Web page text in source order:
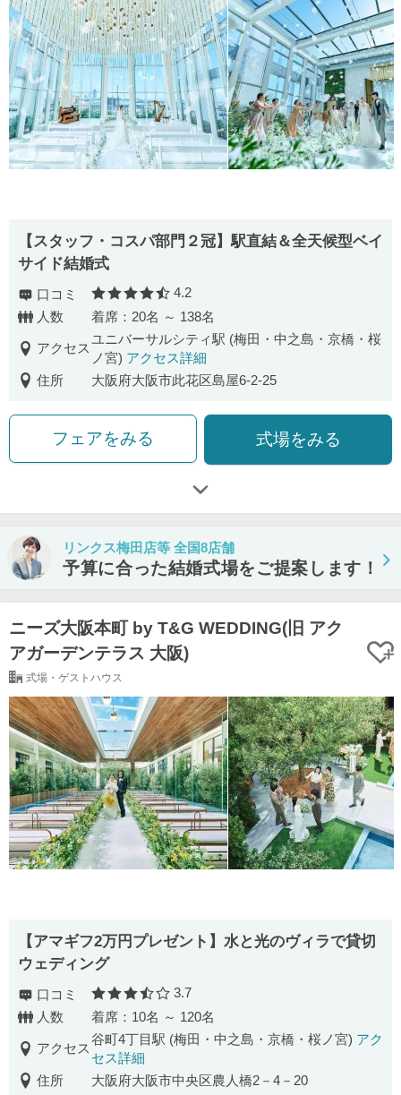
【スタッフ・コスパ部門２冠】駅直結＆全天候型ベイ
サイド結婚式
口コミ 口コミ評価
4.2
人数
着席：20名 ～ 138名
アクセス
ユニバーサルシティ駅 (梅田・中之島・京橋・桜
ノ宮) アクセス詳細
住所
大阪府大阪市此花区島屋6-2-25
フェアをみる 式場をみる
リンクス梅田店等 全国8店舗
予算に合った結婚式場をご提案します！
ニーズ大阪本町 by T&G WEDDING(旧 アク
アガーデンテラス 大阪)
式場・ゲストハウス
【アマギフ2万円プレゼント】水と光のヴィラで貸切
ウェディング
口コミ 口コミ評価
3.7
人数
着席：10名 ～ 120名
アクセス
谷町4丁目駅 (梅田・中之島・京橋・桜ノ宮) アク
セス詳細
住所
大阪府大阪市中央区農人橋2－4－20